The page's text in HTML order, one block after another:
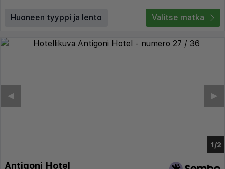
Huoneen tyyppi ja lento Valitse matka
Antigoni Hotel